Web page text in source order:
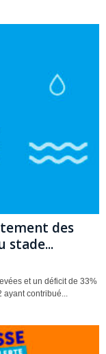
des
stade...
et un déficit de 33%
ayant contribué...